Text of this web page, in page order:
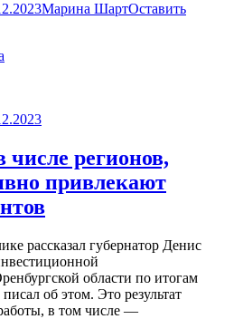
Марина ШартОставить
регионов,
привлекают
рассказал губернатор Денис
области по итогам
об этом. Это результат
в том числе —